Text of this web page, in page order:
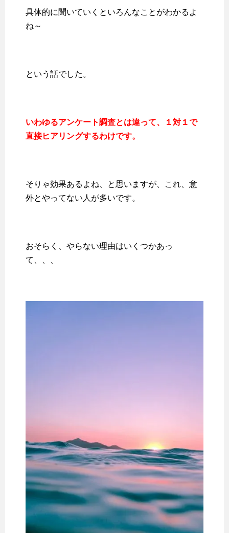
具体的に聞いていくといろんなことがわかるよ
ね～
という話でした。
いわゆるアンケート調査とは違って、１対１で
直接ヒアリングするわけです。
そりゃ効果あるよね、と思いますが、これ、意
外とやってない人が多いです。
おそらく、やらない理由はいくつかあっ
て、、、